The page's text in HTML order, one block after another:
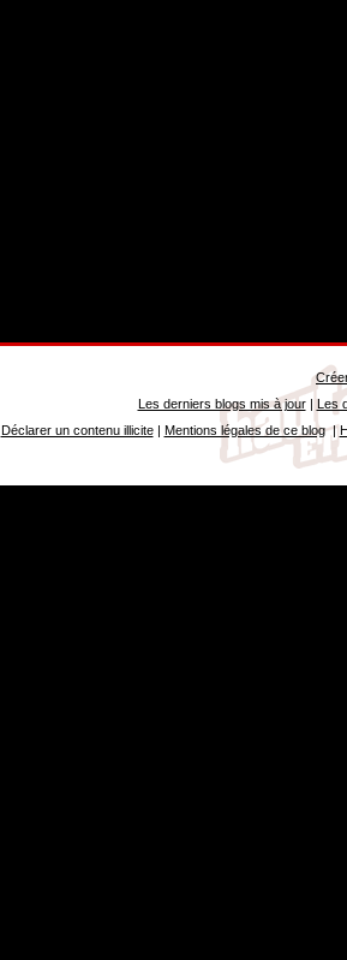
Les derniers blogs mis à jour| Les
Déclarer un contenu illicite| Mentions légales de ce blog|